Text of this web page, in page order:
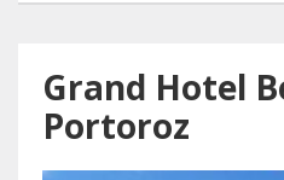
Grand Hotel
Portoroz